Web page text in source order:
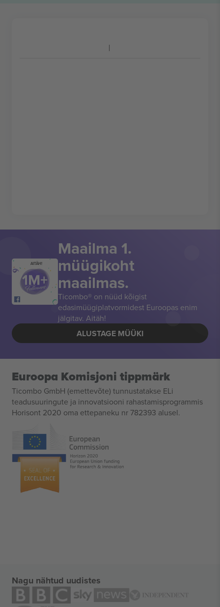
AITÄH!
Maailma 1.
müügikoht
maailmas.
Ticombo® on nüüd kõigist
edasimüügiplatvormidest Euroopas enim
jälgitav. Aitäh!
ALUSTAGE MÜÜKI
Euroopa Komisjoni tippmärk
Ticombo GmbH (emettevõte) tunnustatakse ELi
teadusuuringute ja innovatsiooni rahastamisprogrammis
Horisont 2020 oma ettepaneku nr 782393 alusel.
Nagu nähtud uudistes